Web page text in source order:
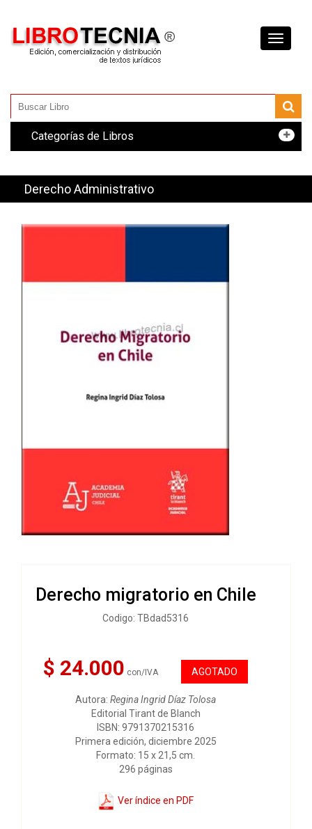
Toggle
Categorías de Libros
Derecho Administrativo
Derecho migratorio en Chile
Codigo: TBdad5316
$ 24.000 con/IVA AGOTADO
Autora: Regina Ingrid Díaz Tolosa
Editorial Tirant de Blanch
ISBN: 9791370215316
Primera edición, diciembre 2025
Formato: 15 x 21,5 cm.
296 páginas
Ver índice en PDF